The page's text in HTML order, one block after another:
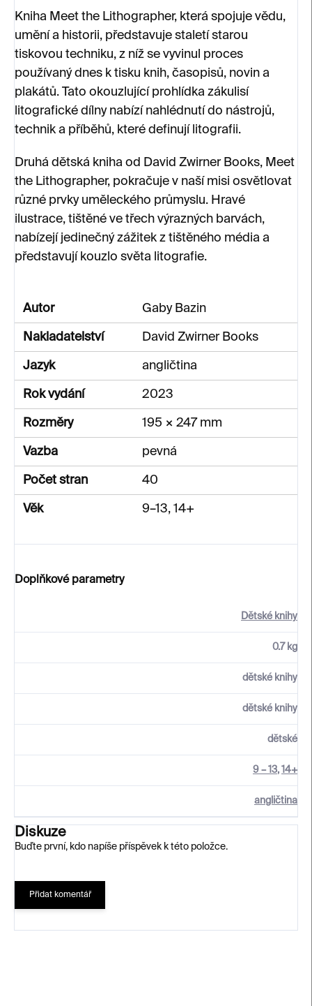
Kniha Meet the Lithographer, která spojuje vědu,
umění a historii, představuje staletí starou
tiskovou techniku, z níž se vyvinul proces
používaný dnes k tisku knih, časopisů, novin a
plakátů. Tato okouzlující prohlídka zákulisí
litografické dílny nabízí nahlédnutí do nástrojů,
technik a příběhů, které definují litografii.
Druhá dětská kniha od David Zwirner Books, Meet
the Lithographer, pokračuje v naší misi osvětlovat
různé prvky uměleckého průmyslu. Hravé
ilustrace, tištěné ve třech výrazných barvách,
nabízejí jedinečný zážitek z tištěného média a
představují kouzlo světa litografie.
Autor Gaby Bazin
Nakladatelství David Zwirner Books
Jazyk angličtina
Rok vydání 2023
Rozměry 195 × 247 mm
Vazba pevná
Počet stran 40
Věk 9–13, 14+
Doplňkové parametry
Dětské knihy
0.7 kg
dětské knihy
dětské knihy
dětské
9 – 13, 14+
angličtina
Diskuze
Buďte první, kdo napíše příspěvek k této položce.
Přidat komentář